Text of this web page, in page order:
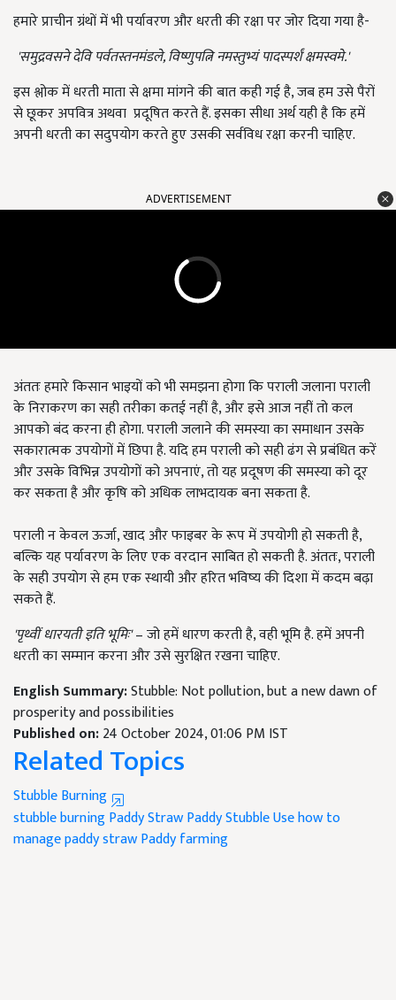
हमारे प्राचीन ग्रंथों में भी पर्यावरण और धरती की रक्षा पर जोर दिया गया है-
'समुद्रवसने देवि पर्वतस्तनमंडले, विष्णुपत्नि नमस्तुभ्यं पादस्पर्शं क्षमस्वमे.'
इस श्लोक में धरती माता से क्षमा मांगने की बात कही गई है, जब हम उसे पैरों
से छूकर अपवित्र अथवा प्रदूषित करते हैं. इसका सीधा अर्थ यही है कि हमें
अपनी धरती का सदुपयोग करते हुए उसकी सर्वविध रक्षा करनी चाहिए.
ADVERTISEMENT
अंततः हमारे किसान भाइयों को भी समझना होगा कि पराली जलाना पराली
के निराकरण का सही तरीका कतई नहीं है, और इसे आज नहीं तो कल
आपको बंद करना ही होगा. पराली जलाने की समस्या का समाधान उसके
सकारात्मक उपयोगों में छिपा है. यदि हम पराली को सही ढंग से प्रबंधित करें
और उसके विभिन्न उपयोगों को अपनाएं, तो यह प्रदूषण की समस्या को दूर
कर सकता है और कृषि को अधिक लाभदायक बना सकता है.
पराली न केवल ऊर्जा, खाद और फाइबर के रूप में उपयोगी हो सकती है,
बल्कि यह पर्यावरण के लिए एक वरदान साबित हो सकती है. अंततः, पराली
के सही उपयोग से हम एक स्थायी और हरित भविष्य की दिशा में कदम बढ़ा
सकते हैं.
'पृथ्वीं धारयती इति भूमिः'– जो हमें धारण करती है, वही भूमि है. हमें अपनी
धरती का सम्मान करना और उसे सुरक्षित रखना चाहिए.
English Summary:Stubble: Not pollution, but a new dawn of
prosperity and possibilities
Published on:24 October 2024, 01:06 PM IST
Related Topics
Stubble Burning
stubble burningPaddy StrawPaddy Stubble Usehow to
manage paddy strawPaddy farming